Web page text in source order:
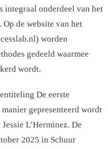
integraal onderdeel van het
Op de website van het
worden
gedeeld waarmee
wordt.
De eerste
gepresenteerd wordt
L’Herminez. De
2025 in Schuur